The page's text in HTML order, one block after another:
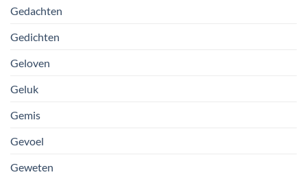
Gedachten
Gedichten
Geloven
Geluk
Gemis
Gevoel
Geweten